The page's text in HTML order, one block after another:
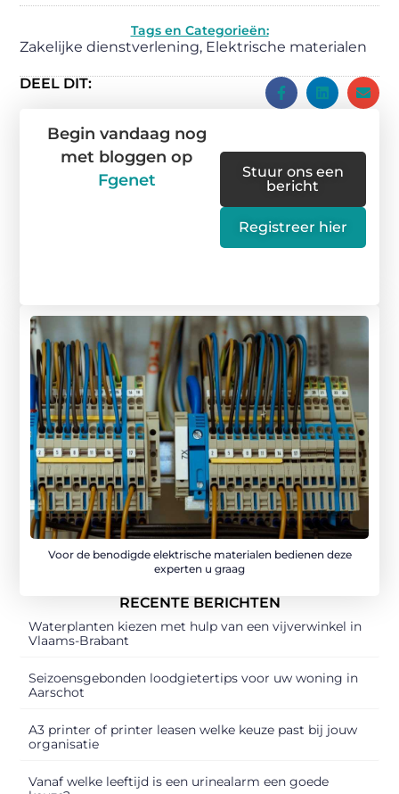
Tags en Categorieën:
Zakelijke dienstverlening, Elektrische materialen
DEEL DIT:
Voor de benodigde elektrische materialen bedienen deze
experten u graag
RECENTE BERICHTEN
Waterplanten kiezen met hulp van een vijverwinkel in
Vlaams-Brabant
Seizoensgebonden loodgietertips voor uw woning in
Aarschot
A3 printer of printer leasen welke keuze past bij jouw
organisatie
Vanaf welke leeftijd is een urinealarm een goede
Begin vandaag nog
met bloggen op
Fgenet
Stuur ons een
bericht
Registreer hier